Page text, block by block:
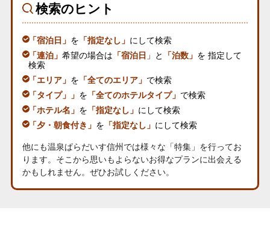
検索のヒント
「宿泊日」 を 「指定なし」 にして検索
「連泊」 希望の場合は 「宿泊日 」と 「泊数」 を 指定して
検索
「エリア」 を 「全てのエリア」 で検索
「タイプ」」 を 「全てのホテルタイプ」 で検索
「ホテル名」 を 「指定なし」 にして検索
「夕・朝食付き」 を 「指定なし」 にして検索
他にも温泉ぱらだいす信州では様々な 「特集」 を行ってお
ります。そこから思いもよらないお得なプランに出会える
かもしれません。ぜひお試しください。